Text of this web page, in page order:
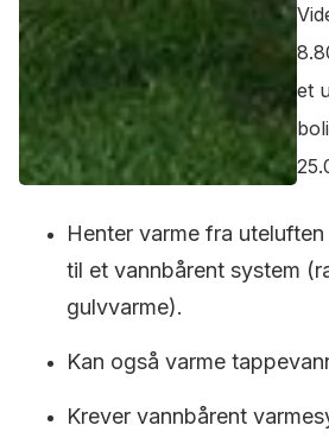
et
Henter varme fra
til et vannbårent system
gulvvarme).
Kan også varme
Krever vannbårent